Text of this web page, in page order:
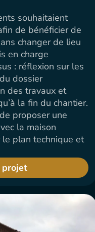
souhaitaient
de bénéficier de
changer de lieu
en charge
: réflexion sur les
dossier
des travaux et
la fin du chantier.
proposer une
la maison
plan technique et